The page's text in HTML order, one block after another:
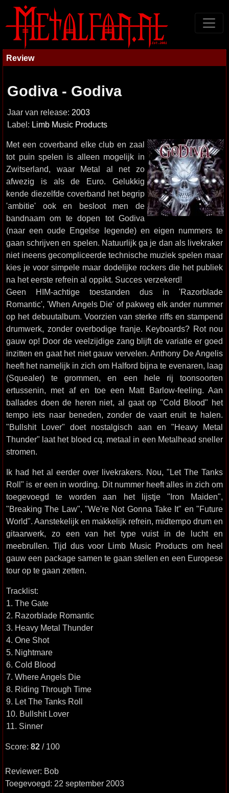
Review
Godiva - Godiva
Jaar van release: 2003
Label: Limb Music Products
Met een coverband elke club en zaal
tot puin spelen is alleen mogelijk in
Zwitserland, waar Metal al net zo
afwezig is als de Euro. Gelukkig
kende diezelfde coverband het begrip
'ambitie' ook en besloot men de
bandnaam om te dopen tot Godiva
(naar een oude Engelse legende) en eigen nummers te
gaan schrijven en spelen. Natuurlijk ga je dan als livekraker
niet ineens gecompliceerde technische muziek spelen maar
kies je voor simpele maar dodelijke rockers die het publiek
na het eerste refrein al oppikt. Succes verzekerd!
Geen HIM-achtige toestanden dus in 'Razorblade
Romantic', 'When Angels Die' of pakweg elk ander nummer
op het debuutalbum. Voorzien van sterke riffs en stampend
drumwerk, zonder overbodige franje. Keyboards? Rot nou
gauw op! Door de veelzijdige zang blijft de variatie er goed
inzitten en gaat het niet gauw vervelen. Anthony De Angelis
heeft het namelijk in zich om Halford bijna te evenaren, laag
(Squealer) te grommen, en een hele rij toonsoorten
ertussenin, met af en toe een Matt Barlow-feeling. Aan
ballades doen de heren niet, al gaat op "Cold Blood" het
tempo iets naar beneden, zonder de vaart eruit te halen.
"Bullshit Lover" doet nostalgisch aan en "Heavy Metal
Thunder" laat het bloed cq. metaal in een Metalhead sneller
stromen.
Ik had het al eerder over livekrakers. Nou, "Let The Tanks
Roll" is er een in wording. Dit nummer heeft alles in zich om
toegevoegd te worden aan het lijstje "Iron Maiden",
"Breaking The Law", "We're Not Gonna Take It" en "Future
World". Aanstekelijk en makkelijk refrein, midtempo drum en
gitaarwerk, zo een van het type vuist in de lucht en
meebrullen. Tijd dus voor Limb Music Products om heel
gauw een package samen te gaan stellen en een Europese
tour op te gaan zetten.
Tracklist:
1. The Gate
2. Razorblade Romantic
3. Heavy Metal Thunder
4. One Shot
5. Nightmare
6. Cold Blood
7. Where Angels Die
8. Riding Through Time
9. Let The Tanks Roll
10. Bullshit Lover
11. Sinner
Score: 82 / 100
Reviewer: Bob
Toegevoegd: 22 september 2003